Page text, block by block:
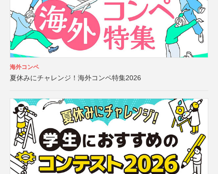
海外コンペ
夏休みにチャレンジ！海外コンペ特集2026